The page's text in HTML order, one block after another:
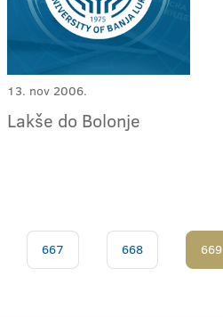
13. nov 2006.
Lakše do Bolonje
667 668 669